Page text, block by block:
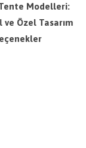
Modelleri:
ve Özel Tasarım